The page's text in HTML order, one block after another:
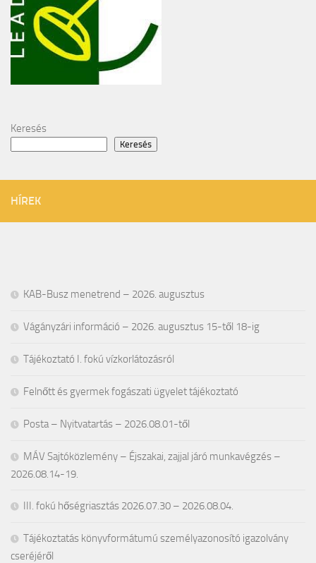
Keresés
Keresés
HÍREK
KAB-Busz menetrend – 2026. augusztus
Vágányzári információ – 2026. augusztus 15-től 18-ig
Tájékoztató I. fokú vízkorlátozásról
Felnőtt és gyermek fogászati ügyelet tájékoztató
Posta – Nyitvatartás – 2026.08.01-től
MÁV Sajtóközlemény – Éjszakai, zajjal járó munkavégzés –
2026.08.14-19.
III. fokú hőségriasztás 2026.07.30 – 2026.08.04.
Tájékoztatás könyvformátumú személyazonosító igazolvány
cseréjéről